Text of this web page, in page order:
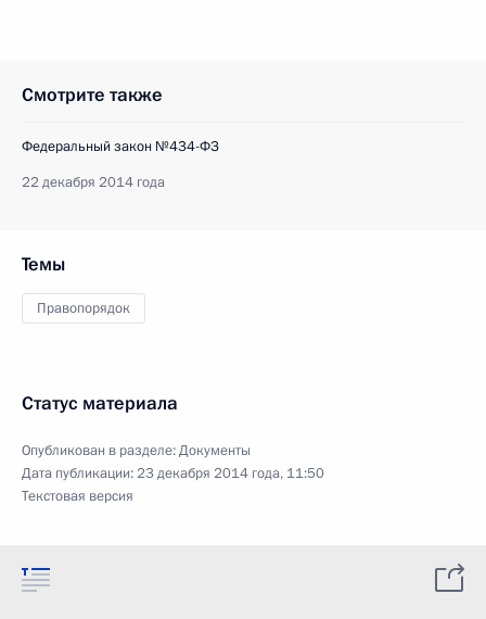
Смотрите также
Федеральный закон №434-ФЗ
22 декабря 2014 года
Темы
Правопорядок
Статус материала
Опубликован в разделе:Документы
Дата публикации:23 декабря 2014 года, 11:50
Текстовая версия